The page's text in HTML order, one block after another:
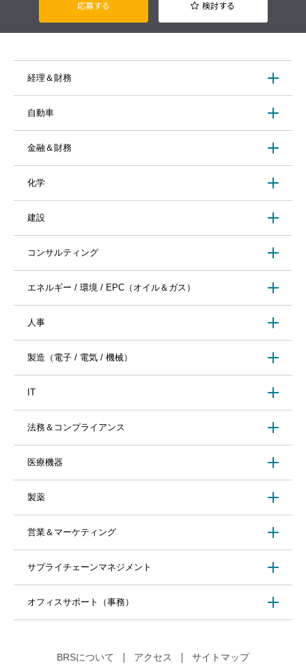
応募する 検討する
経理＆財務
自動車
金融＆財務
化学
建設
コンサルティング
エネルギー / 環境 / EPC（オイル＆ガス）
人事
製造（電子 / 電気 / 機械）
IT
法務＆コンプライアンス
医療機器
製薬
営業＆マーケティング
サプライチェーンマネジメント
オフィスサポート（事務）
BRSについて アクセス
サイトマップ